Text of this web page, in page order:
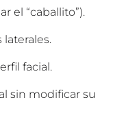
facial.